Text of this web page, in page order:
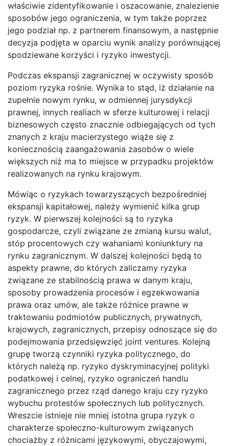
właściwie zidentyfikowanie i oszacowanie, znalezienie
sposobów jego ograniczenia, w tym także poprzez
jego podział np. z partnerem finansowym, a następnie
decyzja podjęta w oparciu wynik analizy porównującej
spodziewane korzyści i ryzyko inwestycji.
Podczas ekspansji zagranicznej w oczywisty sposób
poziom ryzyka rośnie. Wynika to stąd, iż działanie na
zupełnie nowym rynku, w odmiennej jurysdykcji
prawnej, innych realiach w sferze kulturowej i relacji
biznesowych często znacznie odbiegających od tych
znanych z kraju macierzystego wiąże się z
koniecznością zaangażowania zasobów o wiele
większych niż ma to miejsce w przypadku projektów
realizowanych na rynku krajowym.
Mówiąc o ryzykach towarzyszących bezpośredniej
ekspansji kapitałowej, należy wymienić kilka grup
ryzyk. W pierwszej kolejności są to ryzyka
gospodarcze, czyli związane ze zmianą kursu walut,
stóp procentowych czy wahaniami koniunktury na
rynku zagranicznym. W dalszej kolejności będą to
aspekty prawne, do których zaliczamy ryzyka
związane ze stabilnością prawa w danym kraju,
sposoby prowadzenia procesów i egzekwowania
prawa oraz umów, ale także różnice prawne w
traktowaniu podmiotów publicznych, prywatnych,
krajowych, zagranicznych, przepisy odnoszące się do
podejmowania przedsięwzięć joint ventures. Kolejną
grupę tworzą czynniki ryzyka politycznego, do
których należą np. ryzyko dyskryminacyjnej polityki
podatkowej i celnej, ryzyko ograniczeń handlu
zagranicznego przez rząd danego kraju czy ryzyko
wybuchu protestów społecznych lub politycznych.
Wreszcie istnieje nie mniej istotna grupa ryzyk o
charakterze społeczno-kulturowym związanych
chociażby z różnicami językowymi, obyczajowymi,